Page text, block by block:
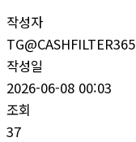
작성자
TG@CASHFILTER365
작성일
2026-06-08 00:03
조회
37